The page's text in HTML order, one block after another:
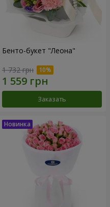
Бенто-букет "Леона"
1 732 грн
Заказать